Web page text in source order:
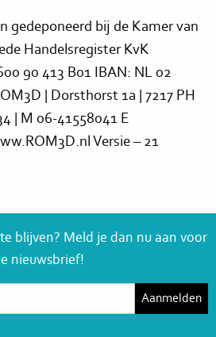
gedeponeerd bij de Kamer van
Handelsregister KvK
90 413 B01 IBAN: NL 02
| Dorsthorst 1a | 7217 PH
| M 06-41558041 E
Versie – 21
blijven? Meld je dan nu aan voor
nieuwsbrief!